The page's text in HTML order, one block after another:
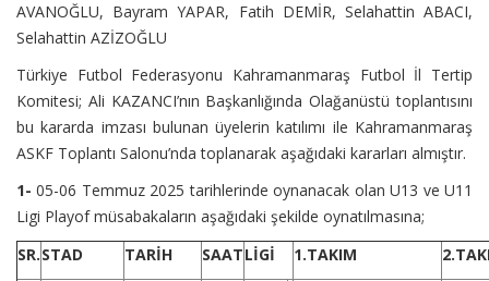
AVANOĞLU, Bayram YAPAR, Fatih DEMİR, Selahattin ABACI,
Selahattin AZİZOĞLU
Türkiye Futbol Federasyonu Kahramanmaraş Futbol İl Tertip
Komitesi; Ali KAZANCI’nın Başkanlığında Olağanüstü toplantısını
bu kararda imzası bulunan üyelerin katılımı ile Kahramanmaraş
ASKF Toplantı Salonu’nda toplanarak aşağıdaki kararları almıştır.
1-05-06 Temmuz 2025 tarihlerinde oynanacak olan U13 ve U11
Ligi Playof müsabakaların aşağıdaki şekilde oynatılmasına;
SR.STAD TARİH SAATLİGİ 1.TAKIM